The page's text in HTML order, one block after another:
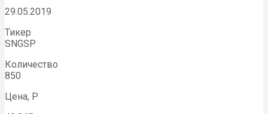
29.05.2019
Тикер
SNGSP
Количество
850
Цена, Р